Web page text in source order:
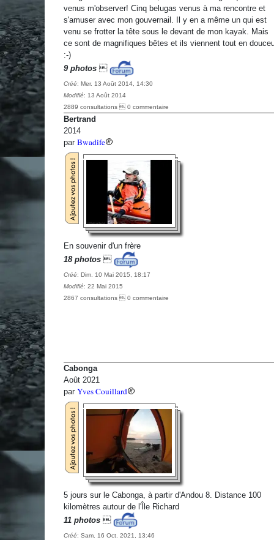
venus m'observer! Cinq belugas venus à ma rencontre et
s'amuser avec mon gouvernail. Il y en a même un qui est
venu se frotter la tête sous le devant de mon kayak. Mais
ce sont de magnifiques bêtes et ils viennent tout en
:-)
9 photos
Créé: Mer. 13 Août 2014, 14:30
Modifié: 13 Août 2014
2889 consultations  0 commentaire
Bertrand
2014
par Bwadife
En souvenir d'un frère
18 photos
Créé: Dim. 10 Mai 2015, 18:17
Modifié: 22 Mai 2015
2867 consultations  0 commentaire
Cabonga
Août 2021
par Yves Couillard
5 jours sur le Cabonga, à partir d'Andou 8. Distance 100
kilomètres autour de l'Île Richard
11 photos
Créé: Sam. 16 Oct. 2021, 13:46